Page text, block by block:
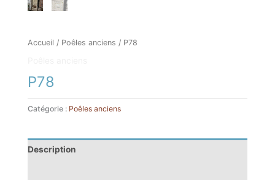
Accueil / Poêles anciens / P78
P78
Catégorie : Poêles anciens
Description